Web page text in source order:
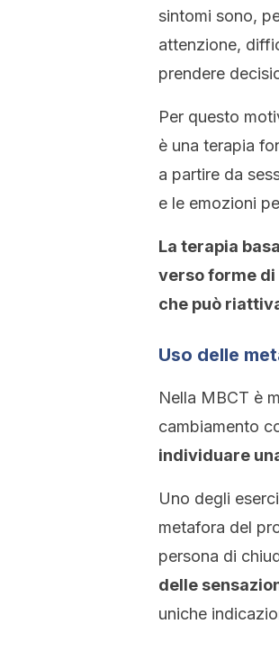
sintomi sono,
attenzione,
prendere
Per questo
è una terapia
a partire da
e le emozioni
La terapia
verso forme di
che può
Uso delle
Nella MBCT è
cambiamento
individuare
Uno degli
metafora del
persona di
delle
uniche